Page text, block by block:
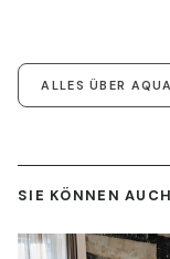
ALLES ÜBER
SIE KÖNNEN